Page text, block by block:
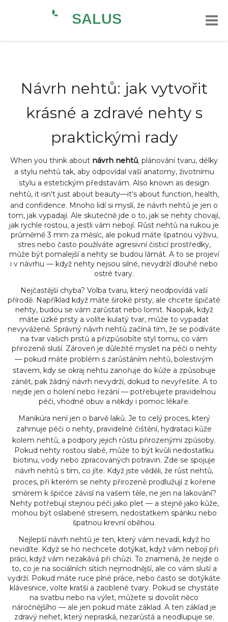
Návrh nehtů: jak vytvořit
krásné a zdravé nehty s
praktickými rady
When you think about návrh nehtů, plánování tvaru, délky
a stylu nehtů tak, aby odpovídal vaší anatomy, životnímu
stylu a estetickým představám. Also known as design
nehtů, it isn't just about beauty—it's about function, health,
and confidence. Mnoho lidí si myslí, že návrh nehtů je jen o
tom, jak vypadají. Ale skutečně jde o to, jak se nehty chovají,
jak rychle rostou, a jestli vám nebojí. Růst nehtů na rukou je
průměrně 3 mm za měsíc, ale pokud máte špatnou výživu,
stres nebo často používáte agresivní čisticí prostředky,
může být pomalejší a nehty se budou lámát. A to se projeví
i v návrhu — když nehty nejsou silné, nevydrží dlouhé nebo
ostré tvary.
Nejčastější chyba? Volba tvaru, který neodpovídá vaší
přírodě. Například když máte široké prsty, ale chcete špičaté
nehty, budou se vám zarůstat nebo lomit. Naopak, když
máte úzké prsty a volíte kulatý tvar, může to vypadat
nevyváženě. Správný návrh nehtů začíná tím, že se podíváte
na tvar vašich prstů a přizpůsobíte styl tomu, co vám
přirozeně sluší. Zároveň je důležité myslet na péči o nehty
— pokud máte problém s zarůstáním nehtů, bolestivým
stavem, kdy se okraj nehtu zanořuje do kůže a způsobuje
zánět, pak žádný návrh nevydrží, dokud to nevyřešíte. A to
nejde jen o holení nebo řezání — potřebujete pravidelnou
péči, vhodné obuv a někdy i pomoc lékaře.
Manikúra není jen o barvě laků. Je to celý proces, který
zahrnuje péči o nehty, pravidelné čištění, hydrataci kůže
kolem nehtů, a podpory jejich růstu přirozenými způsoby.
Pokud nehty rostou slabé, může to být kvůli nedostatku
biotinu, vody nebo zpracovaných potravin. Zde se spojuje
návrh nehtů s tím, co jíte. Když jste věděli, že růst nehtů,
proces, při kterém se nehty přirozeně prodlužují z kořene
směrem k špičce závisí na vašem těle, ne jen na lakování?
Nehty potřebují stejnou péči jako pleť — a stejně jako kůže,
mohou být oslabené stresem, nedostatkem spánku nebo
špatnou krevní oběhou.
Nejlepší návrh nehtů je ten, který vám nevadí, když ho
nevidíte. Když se ho nechcete dotýkat, když vám nebojí při
práci, když vám nezakává při chůzi. To znamená, že nejde o
to, co je na sociálních sítích nejmodnější, ale co vám sluší a
vydrží. Pokud máte ruce plné práce, nebo často se dotýkáte
klávesnice, volte kratší a zaoblené tvary. Pokud se chystáte
na svatbu nebo na výlet, můžete si dovolit něco
náročnějšího — ale jen pokud máte základ. A ten základ je
zdravý nehet, který nepraská, nezarůstá a neodlupuje se.